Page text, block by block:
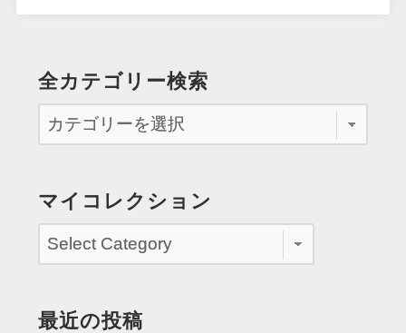
全カテゴリー検索
マイコレクション
最近の投稿